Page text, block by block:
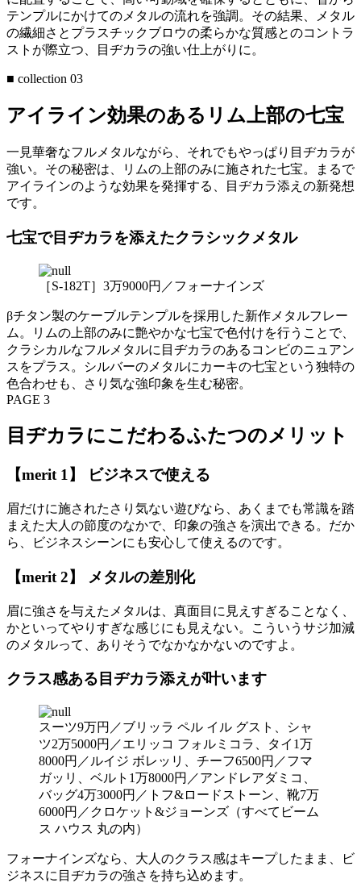
テンプルにかけてのメタルの流れを強調。その結果、メタル
の繊細さとプラスチックブロウの柔らかな質感とのコントラ
ストが際立つ、目ヂカラの強い仕上がりに。
■ collection 03
アイライン効果のあるリム上部の七宝
一見華奢なフルメタルながら、それでもやっぱり目ヂカラが
強い。その秘密は、リムの上部のみに施された七宝。まるで
アイラインのような効果を発揮する、目ヂカラ添えの新発想
です。
七宝で目ヂカラを添えたクラシックメタル
［S-182T］3万9000円／フォーナインズ
βチタン製のケーブルテンプルを採用した新作メタルフレー
ム。リムの上部のみに艶やかな七宝で色付けを行うことで、
クラシカルなフルメタルに目ヂカラのあるコンビのニュアン
スをプラス。シルバーのメタルにカーキの七宝という独特の
色合わせも、さり気な強印象を生む秘密。
PAGE 3
目ヂカラにこだわるふたつのメリット
【merit 1】 ビジネスで使える
眉だけに施されたさり気ない遊びなら、あくまでも常識を踏
まえた大人の節度のなかで、印象の強さを演出できる。だか
ら、ビジネスシーンにも安心して使えるのです。
【merit 2】 メタルの差別化
眉に強さを与えたメタルは、真面目に見えすぎることなく、
かといってやりすぎな感じにも見えない。こういうサジ加減
のメタルって、ありそうでなかなかないのですよ。
クラス感ある目ヂカラ添えが叶います
スーツ9万円／ブリッラ ペル イル グスト、シャ
ツ2万5000円／エリッコ フォルミコラ、タイ1万
8000円／ルイジ ボレッリ、チーフ6500円／フマ
ガッリ、ベルト1万8000円／アンドレアダミコ、
バッグ4万3000円／トフ&ロードストーン、靴7万
6000円／クロケット&ジョーンズ（すべてビーム
ス ハウス 丸の内）
フォーナインズなら、大人のクラス感はキープしたまま、ビ
ジネスに目ヂカラの強さを持ち込めます。